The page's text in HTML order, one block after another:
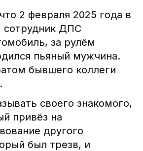
2 февраля 2025 года в
сотрудник ДПС
за рулём
пьяный мужчина.
бывшего коллеги
своего знакомого,
привёз на
другого
был трезв, и